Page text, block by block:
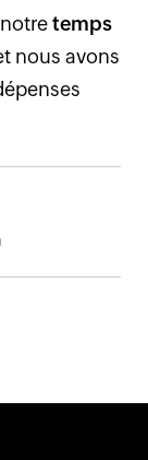
temps
nous avons